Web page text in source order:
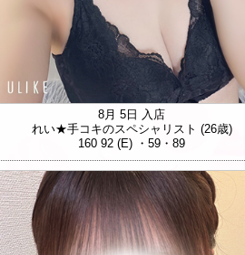
8月 5日 入店
れい★手コキのスペシャリスト (26歳)
160 92 (E) ・59・89